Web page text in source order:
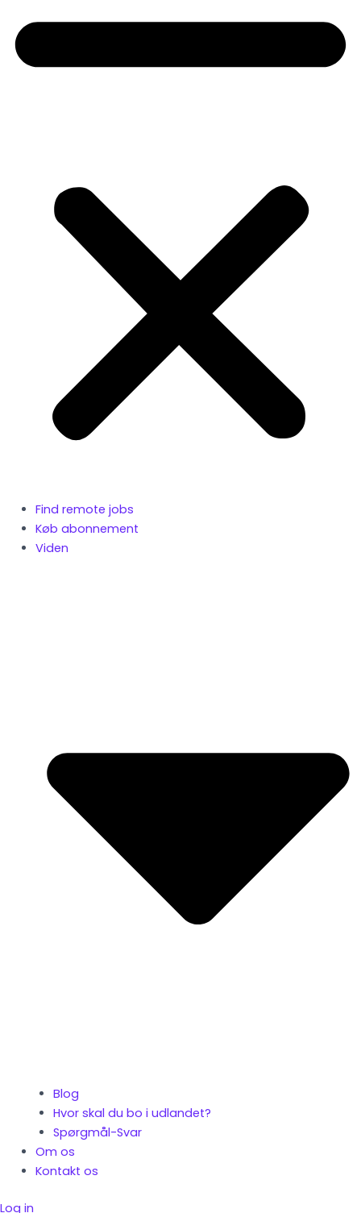
Find remote jobs
Køb abonnement
Viden
Blog
Hvor skal du bo i udlandet?
Spørgmål-Svar
Om os
Kontakt os
Log in